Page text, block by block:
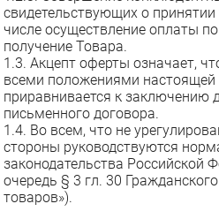
свидетельствующих о
числе осуществление оплаты
получение Товара.
1.3. Акцепт оферты означает,
всеми положениями настоящей
приравнивается к заключению
письменного договора.
1.4. Во всем, что не
стороны руководствуются
законодательства Российской
очередь § 3 гл. 30
товаров»).